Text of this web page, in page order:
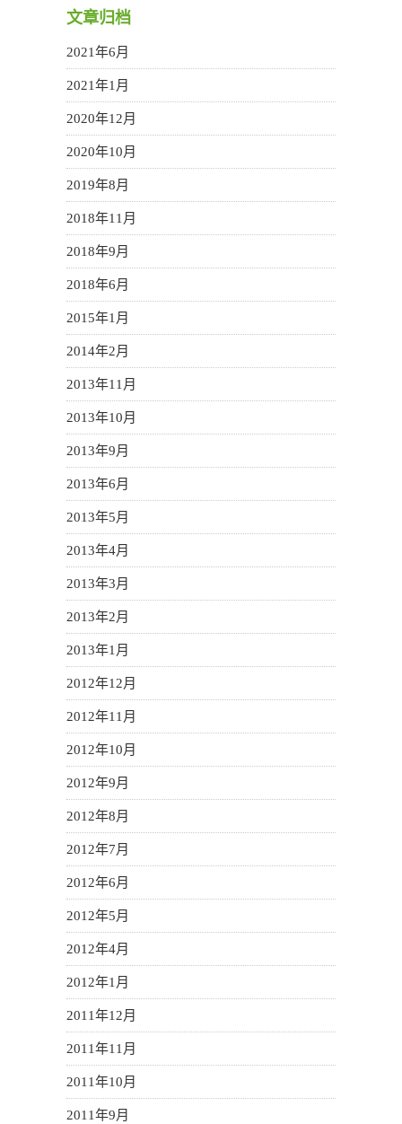
文章归档
2021年6月
2021年1月
2020年12月
2020年10月
2019年8月
2018年11月
2018年9月
2018年6月
2015年1月
2014年2月
2013年11月
2013年10月
2013年9月
2013年6月
2013年5月
2013年4月
2013年3月
2013年2月
2013年1月
2012年12月
2012年11月
2012年10月
2012年9月
2012年8月
2012年7月
2012年6月
2012年5月
2012年4月
2012年1月
2011年12月
2011年11月
2011年10月
2011年9月